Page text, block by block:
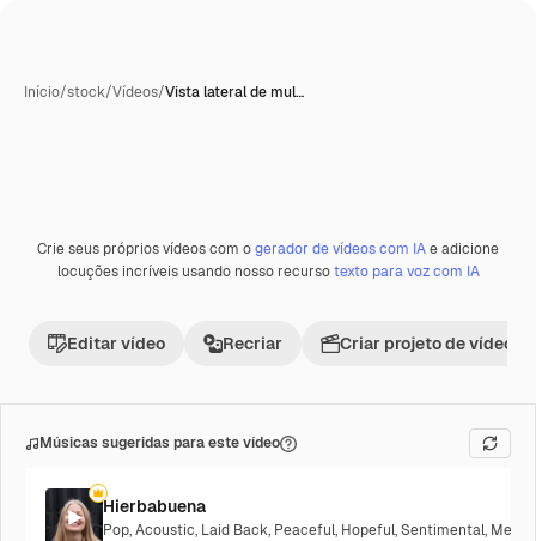
Início/stock/Vídeos/Vista lateral de mul…
Crie seus próprios vídeos com ogerador de vídeos com IAe adicione
locuções incríveis usando nosso recursotexto para voz com IA
Editar vídeo Recriar Criar projeto de vídeo
Músicas sugeridas para este vídeo
Hierbabuena
Pop,Acoustic, Laid Back, Peaceful, Hopeful,Sentimental,